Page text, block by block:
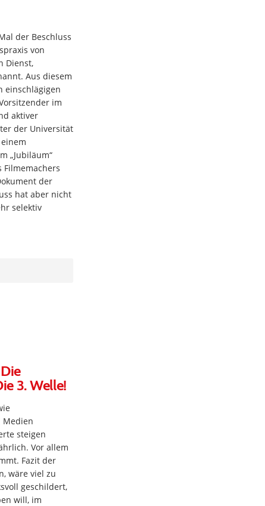
der Beschluss
von
Dienst,
Aus diesem
einschlägigen
im
aktiver
der Universität
„Jubiläum“
Filmemachers
der
hat aber nicht
selektiv
3. Welle!
Medien
steigen
Vor allem
Fazit der
wäre viel zu
geschildert,
will, im